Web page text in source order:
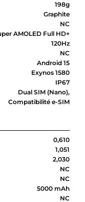
198g
Graphite
NC
AMOLED Full HD+
120Hz
NC
Android 15
Exynos 1580
IP67
Dual SIM (Nano),
Compatibilité e-SIM
0,610
1,051
2,030
NC
NC
5000 mAh
NC